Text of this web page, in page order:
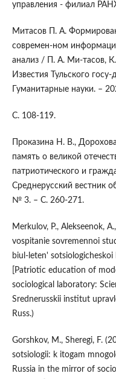
управления - филиал
Митасов П. А.
современ-ном
анализ / П. А. Ми-тасов,
Известия Тульского
Гуманитарные науки. –
С. 108-119.
Проказина Н. В.,
память о великой
патриотического и
Среднерусский вестник
№ 3. – С. 260-271.
Merkulov, P., Alekseenok,
vospitanie sovremennoi
biul-leten'
[Patriotic education of
sociological laboratory:
Srednerusskii institut
Russ.)
Gorshkov, M., Sheregi, F.
sotsiologii: k itogam
Russia in the mirror of